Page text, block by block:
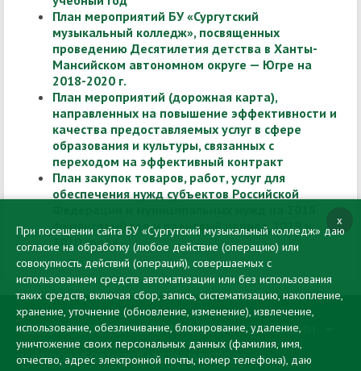
План мероприятий БУ «Сургутский
музыкальный колледж», посвященных
проведению Десятилетия детства в Ханты-
Мансийском автономном округе — Югре на
2018-2020 г.
План мероприятий (дорожная карта),
направленных на повышение эффективности и
качества предоставляемых услуг в сфере
образования и культуры, связанных с
переходом на эффективный контракт
План закупок товаров, работ, услуг для
обеспечения нужд субъектов Российской
финансовый год и плановый период 2019 и
2020 годов
СВЕДЕНИЯ ОБ ОБРАЗОВАТЕЛЬНОЙ ОРГАНИЗАЦИИ
ЦИФРОВАЯ ОБРАЗОВАТЕЛЬНАЯ СРЕДА
x
При посещении сайта БУ «Сургутский музыкальный колледж» даю
согласие на обработку (любое действие (операцию) или
совокупность действий (операций), совершаемых с
использованием средств автоматизации или без использования
таких средств, включая сбор, запись, систематизацию, накопление,
хранение, уточнение (обновление, изменение), извлечение,
использование, обезличивание, блокирование, удаление,
уничтожение своих персональных данных (фамилия, имя,
отчество, адрес электронной почты, номер телефона), даю